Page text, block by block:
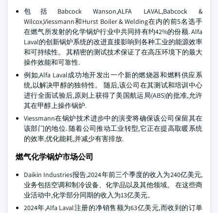
包括Babcock Wanson,ALFA LAVAL,Babcock &
Wilcox,Viessmann和Hurst Boiler & Welding在内的前5名选手
在燃气所发射的化学锅炉行业中共同持有约42%的份额. Alfa
Laval的创新锅炉系统的改进直接影响到各种工业的能源效率
和可持续性。 其精密的测试技术保证了在高压环境下的最大
操作效能和可靠性.
例如,Alfa Laval成功地开发出一个新的燃烧器和燃料供应系
统,以解决甲醇的独特性。 随后,该公司在其测试和培训中心
进行全面试验后,原则上获得了美国航运局(ABS)的批准,允许
其在甲醇上操作锅炉.
Viessmann在锅炉技术进步中的演变将确保该公司保留其在
该部门的地位. 随着公司推动工业转型,它正在提高取暖系统
的效率,优化能耗,并减少有害排放.
燃气化学锅炉市场公司
Daikin Industries报告,2024年前三个季度的收入为240亿美元,
业务包括空调和制冷设备、化学品以及其他领域。 在这些商
业活动中,化学部分同期的收入为13亿美元。
2024年,Alfa Laval注册的净销售额为63亿美元,而收到的订单